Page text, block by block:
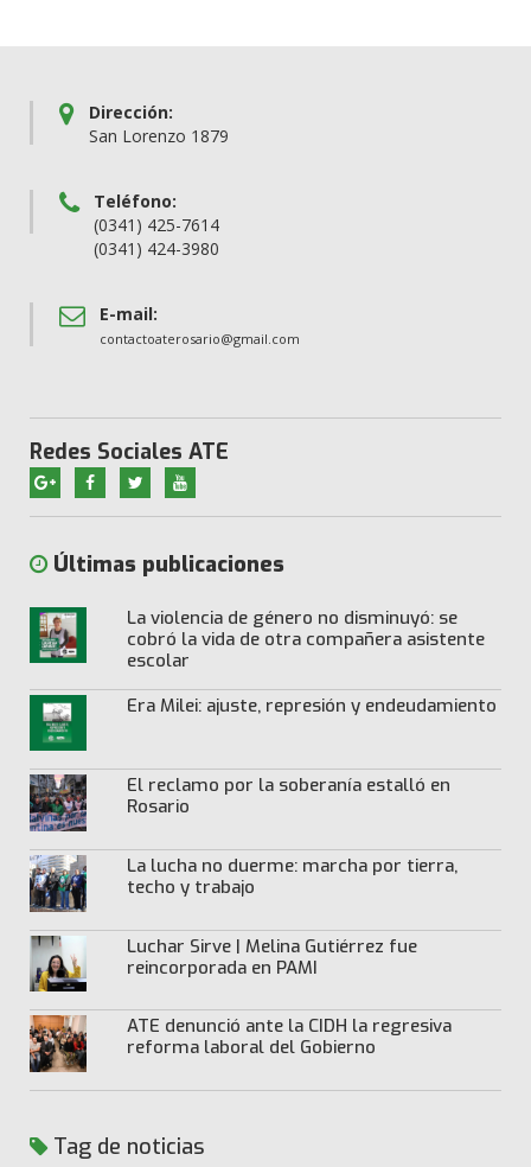
Dirección:
San Lorenzo 1879
Teléfono:
(0341) 425-7614
(0341) 424-3980
E-mail:
contactoaterosario@gmail.com
Redes Sociales ATE
Últimas publicaciones
La violencia de género no disminuyó: se
cobró la vida de otra compañera asistente
escolar
Era Milei: ajuste, represión y endeudamiento
El reclamo por la soberanía estalló en
Rosario
La lucha no duerme: marcha por tierra,
techo y trabajo
Luchar Sirve | Melina Gutiérrez fue
reincorporada en PAMI
ATE denunció ante la CIDH la regresiva
reforma laboral del Gobierno
Tag de noticias